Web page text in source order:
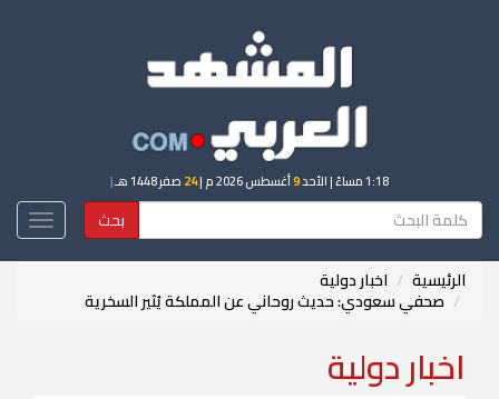
1:18 مساءً | الأحد9أغسطس 2026 م | 24 صفر 1448 هـ |
بحث
الرئيسية اخبار دولية
صحفي سعودي: حديث روحاني عن المملكة يُثير السخرية
اخبار دولية